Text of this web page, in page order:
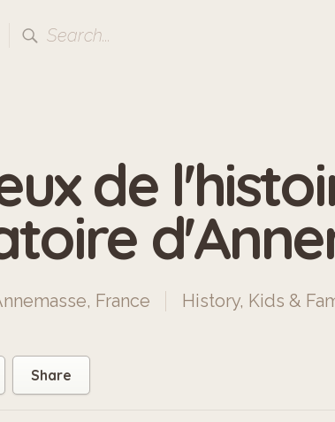
Search...
de
France History, Kids &
Share